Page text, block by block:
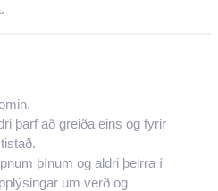
þarf að greiða eins og fyrir
þínum og aldri þeirra í
um verð og